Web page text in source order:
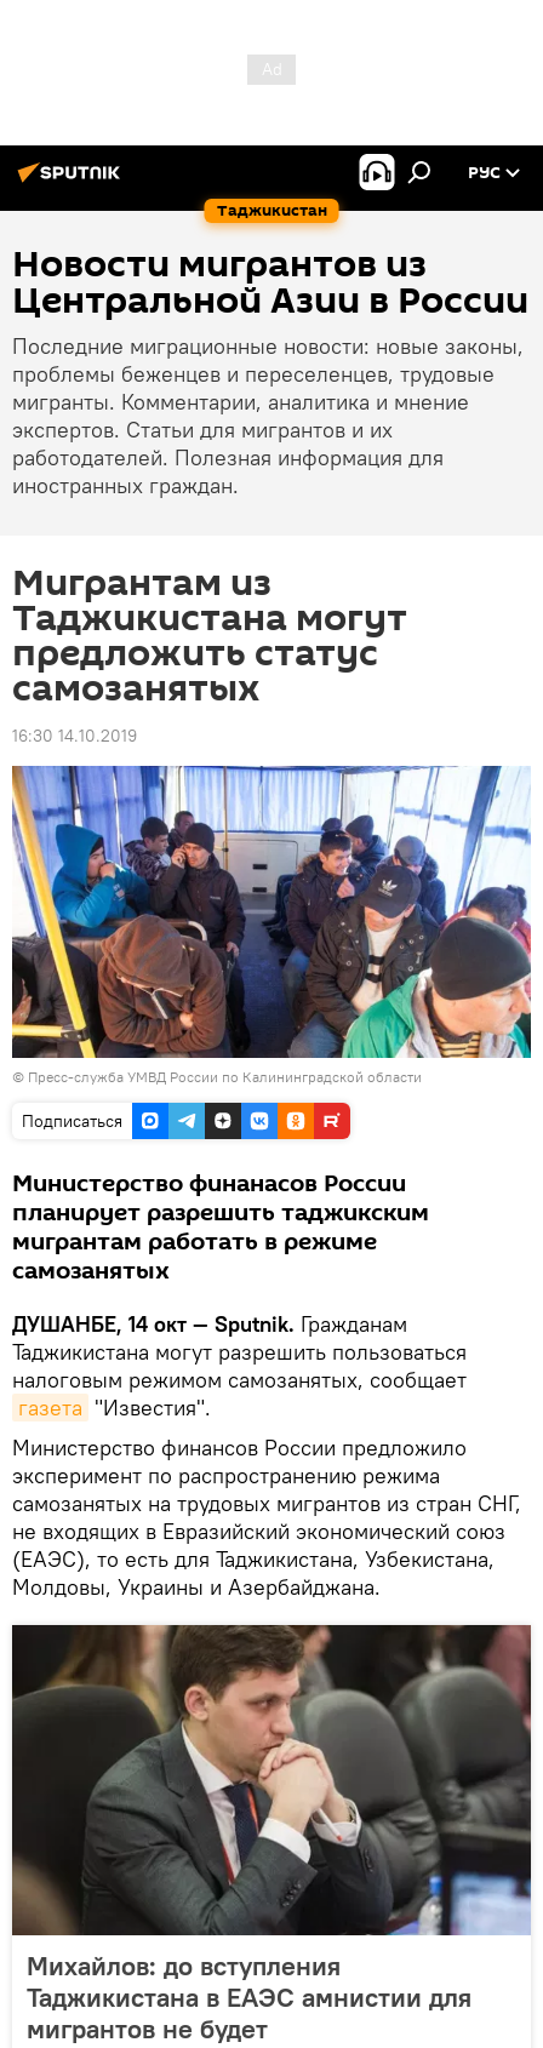
Таджикистан
РУС
Новости мигрантов из
Центральной Азии в России
Последние миграционные новости: новые законы,
проблемы беженцев и переселенцев, трудовые
мигранты. Комментарии, аналитика и мнение
экспертов. Статьи для мигрантов и их
работодателей. Полезная информация для
иностранных граждан.
Мигрантам из
Таджикистана могут
предложить статус
самозанятых
16:30 14.10.2019
© Пресс-служба УМВД России по Калининградской области
Подписаться
Министерство финанасов России
планирует разрешить таджикским
мигрантам работать в режиме
самозанятых
ДУШАНБЕ, 14 окт — Sputnik. Гражданам
Таджикистана могут разрешить пользоваться
налоговым режимом самозанятых, сообщает
газета "Известия".
Министерство финансов России предложило
эксперимент по распространению режима
самозанятых на трудовых мигрантов из стран СНГ,
не входящих в Евразийский экономический союз
(ЕАЭС), то есть для Таджикистана, Узбекистана,
Молдовы, Украины и Азербайджана.
Михайлов: до вступления
Таджикистана в ЕАЭС амнистии для
мигрантов не будет